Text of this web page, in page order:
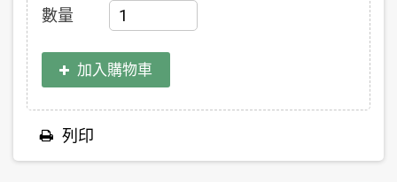
數量
加入購物車
列印